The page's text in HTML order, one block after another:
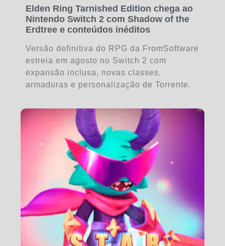
Elden Ring Tarnished Edition chega ao
Nintendo Switch 2 com Shadow of the
Erdtree e conteúdos inéditos
Versão definitiva do RPG da FromSoftware
estreia em agosto no Switch 2 com
expansão inclusa, novas classes,
armaduras e personalização de Torrente.